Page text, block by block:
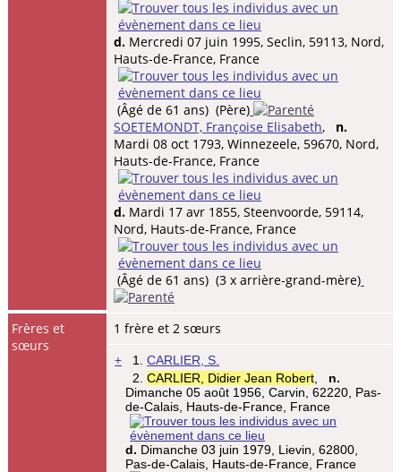
d. Mercredi 07 juin 1995, Seclin, 59113, Nord,
Hauts-de-France, France
(Âgé de 61 ans) (Père)
SOETEMONDT, Françoise Elisabeth, n.
Mardi 08 oct 1793, Winnezeele, 59670, Nord,
Hauts-de-France, France
d. Mardi 17 avr 1855, Steenvoorde, 59114,
Nord, Hauts-de-France, France
(Âgé de 61 ans) (3 x arrière-grand-mère)
Frères et
sœurs
1 frère et 2 sœurs
+
1.CARLIER, S.
2.CARLIER, Didier Jean Robert
n.
Dimanche 05 août 1956, Carvin, 62220, Pas-
de-Calais, Hauts-de-France, France
d. Dimanche 03 juin 1979, Lievin, 62800,
Pas-de-Calais, Hauts-de-France, France